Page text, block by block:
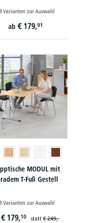
Varianten zur Auswahl
ab € 179,91
MODUL mit
T-Fuß Gestell
Varianten zur Auswahl
€ 179,10 statt€ 249,-